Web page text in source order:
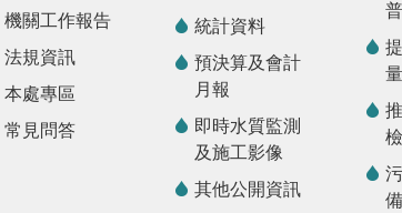
機關工作報告
法規資訊
本處專區
常見問答
統計資料
預決算及會計
月報
即時水質監測
及施工影像
其他公開資訊